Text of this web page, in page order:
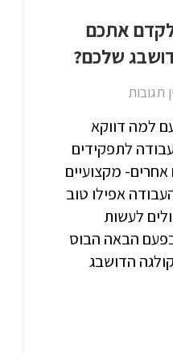
לקדם אתכם
שלכם?
תגובות
למה דווקא
לתפקידים
מקצועיים
אפילו טוב
לעשות
הבאה הבוס
הדושבג